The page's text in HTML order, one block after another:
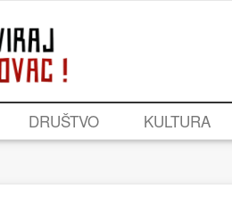
DRUŠTVO KULTURA